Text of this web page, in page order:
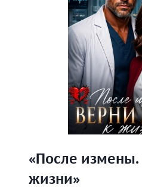
«После
жизни»